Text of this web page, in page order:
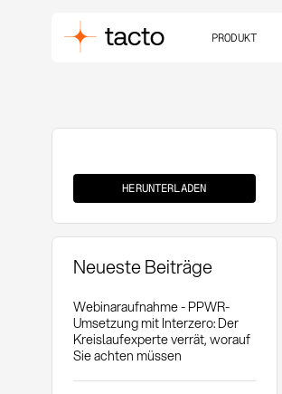
PRODUKT
Freigabe
HERUNTERLADEN
Neueste Beiträge
Webinaraufnahme - PPWR-
Umsetzung mit Interzero: Der
Kreislaufexperte verrät, worauf
Sie achten müssen